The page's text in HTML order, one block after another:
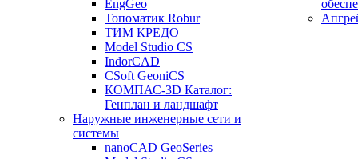
EngGeo
Топоматик Robur
ТИМ КРЕДО
Model Studio CS
IndorCAD
CSoft GeoniCS
КОМПАС-3D Каталог:
Генплан и ландшафт
Наружные инженерные сети и
системы
nanoCAD GeoSeries